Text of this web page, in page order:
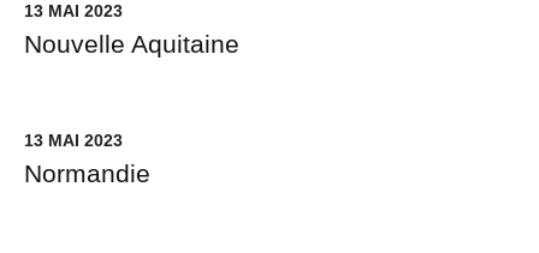
13 MAI 2023
Nouvelle Aquitaine
13 MAI 2023
Normandie